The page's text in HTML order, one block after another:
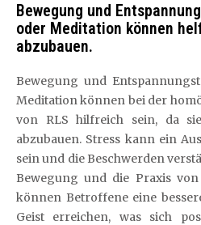
Bewegung und
oder Meditation können
abzubauen.
Bewegung und
Meditation können bei der
von RLS hilfreich sein, da
abzubauen. Stress kann ein
sein und die Beschwerden
Bewegung und die Praxis
können Betroffene eine
Geist erreichen, was sich